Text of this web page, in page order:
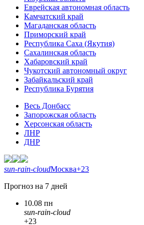
Еврейская автономная область
Камчатский край
Магаданская область
Приморский край
Республика Саха (Якутия)
Сахалинская область
Хабаровский край
Чукотский автономный округ
Забайкальский край
Республика Бурятия
Весь Донбасс
Запорожская область
Херсонская область
ЛНР
ДНР
sun-rain-cloudМосква+23
Прогноз на 7 дней
10.08 пн
sun-rain-cloud
+23